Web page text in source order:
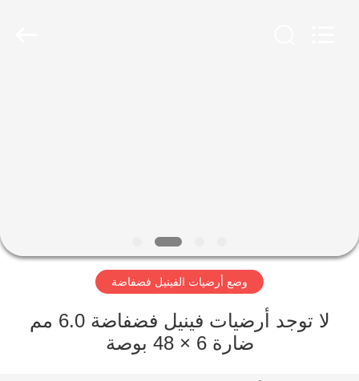
جولة
المعمل
وضع أرضيات الفينيل فضفاضة
لا توجد أرضيات فينيل فضفاضة 6.0 مم
ضارة 6 × 48 بوصة